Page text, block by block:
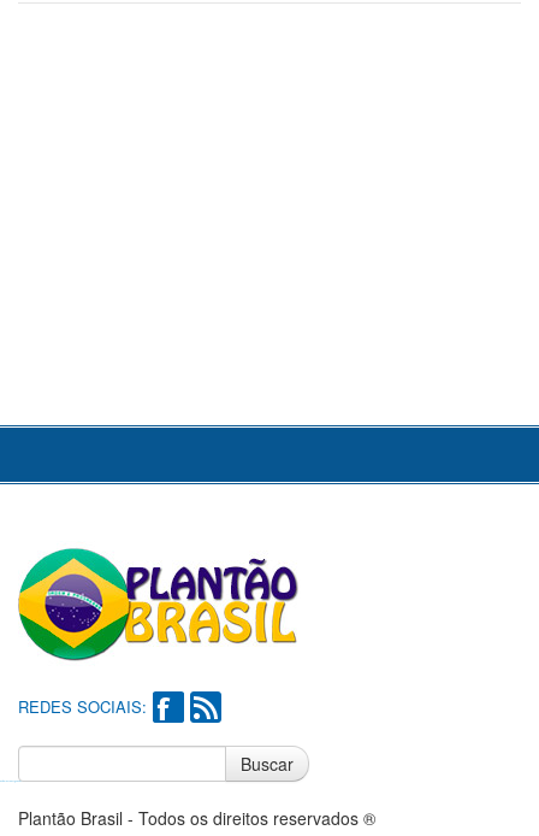
REDES SOCIAIS:
Buscar
Plantão Brasil - Todos os direitos reservados ®